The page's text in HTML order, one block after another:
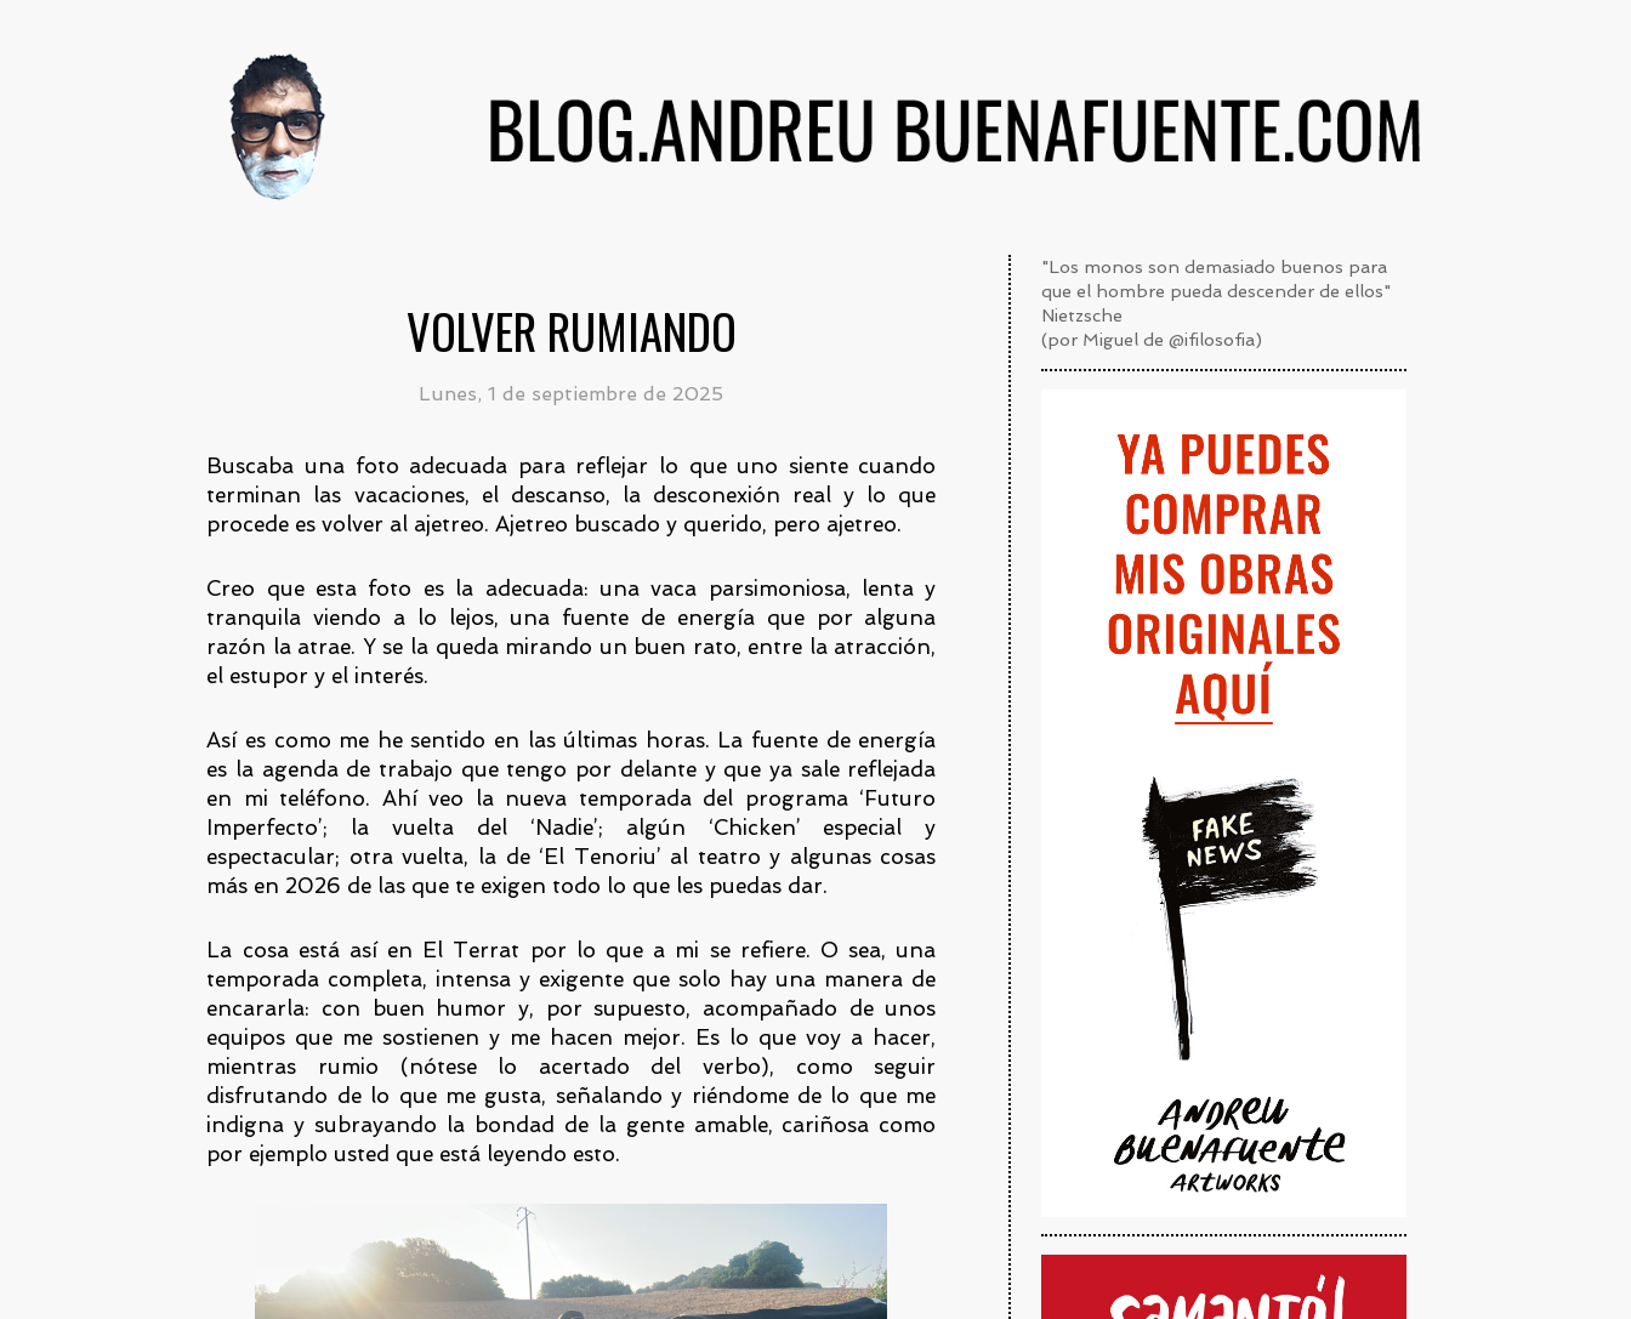
VOLVER RUMIANDO
Lunes, 1 de septiembre de 2025
Buscaba una foto adecuada para reflejar lo que uno siente cuando
terminan las vacaciones, el descanso, la desconexión real y lo que
procede es volver al ajetreo. Ajetreo buscado y querido, pero ajetreo.
Creo que esta foto es la adecuada: una vaca parsimoniosa, lenta y
tranquila viendo a lo lejos, una fuente de energía que por alguna
razón la atrae. Y se la queda mirando un buen rato, entre la atracción,
el estupor y el interés.
Así es como me he sentido en las últimas horas. La fuente de energía
es la agenda de trabajo que tengo por delante y que ya sale reflejada
en mi teléfono. Ahí veo la nueva temporada del programa ‘Futuro
Imperfecto’; la vuelta del ‘Nadie’; algún ‘Chicken’ especial y
espectacular; otra vuelta, la de ‘El Tenoriu’ al teatro y algunas cosas
más en 2026 de las que te exigen todo lo que les puedas dar.
La cosa está así en El Terrat por lo que a mi se refiere. O sea, una
temporada completa, intensa y exigente que solo hay una manera de
encararla: con buen humor y, por supuesto, acompañado de unos
equipos que me sostienen y me hacen mejor. Es lo que voy a hacer,
mientras rumio (nótese lo acertado del verbo), como seguir
disfrutando de lo que me gusta, señalando y riéndome de lo que me
indigna y subrayando la bondad de la gente amable, cariñosa como
por ejemplo usted que está leyendo esto.
"Los monos son demasiado buenos para
que el hombre pueda descender de ellos"
Nietzsche
(por Miguel de @ifilosofia)